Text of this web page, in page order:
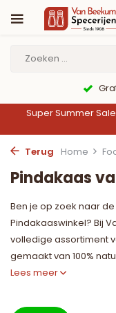
Super Summer
Terug
Home
Pindakaas
Ben je op zoek naar
Pindakaaswinkel? Bij
volledige assortiment
gemaakt van 100%
Lees meer